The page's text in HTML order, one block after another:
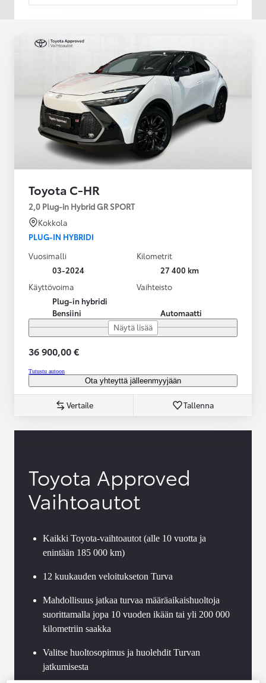
Toyota C-HR
2,0 Plug-in Hybrid GR SPORT
Kokkola
PLUG-IN HYBRIDI
Vuosimalli
03-2024
Kilometrit
27 400 km
Käyttövoima
Plug-in hybridi
Bensiini
Vaihteisto
Automaatti
Näytä lisää
36 900,00 €
Tutustu autoon
Ota yhteyttä jälleenmyyjään
Vertaile Tallenna
Toyota Approved
Vaihtoautot
Kaikki Toyota-vaihtoautot (alle 10 vuotta ja
enintään 185 000 km)
12 kuukauden veloitukseton Turva
Mahdollisuus jatkaa turvaa määräaikaishuoltoja
suorittamalla jopa 10 vuoden ikään tai yli 200 000
kilometriin saakka
Valitse huoltosopimus ja huolehdit Turvan
jatkumisesta